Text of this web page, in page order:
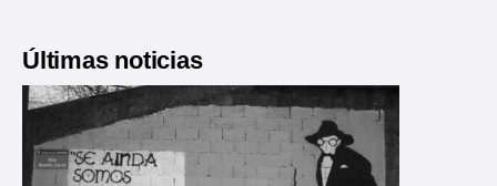
Últimas noticias